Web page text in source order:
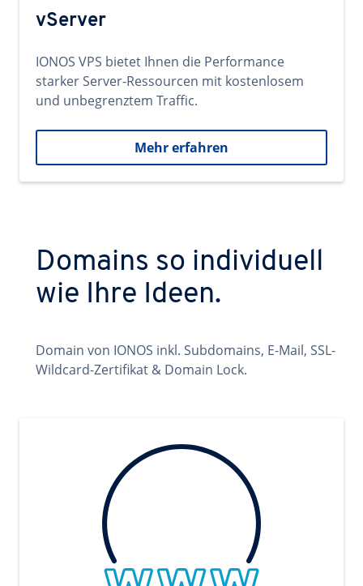
vServer
IONOS VPS bietet Ihnen die Performance
starker Server-Ressourcen mit kostenlosem
und unbegrenztem Traffic.
Mehr erfahren
Domains so individuell
wie Ihre Ideen.
Domain von IONOS inkl. Subdomains, E-Mail, SSL-
Wildcard-Zertifikat & Domain Lock.